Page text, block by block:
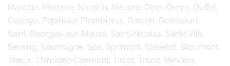
Marchin, Modave, Nandrin, Neupré, Olne, Oreye, Ouffet,
Oupeye, Pepinster, Plombières, Raeren, Remicourt,
Saint-Georges-sur-Meuse, Saint-Nicolas, Sankt Vith,
Seraing, Soumagne, Spa, Sprimont, Stavelot, Stoumont,
Theux, Thimister-Clermont, Tinlot, Trooz, Verviers,